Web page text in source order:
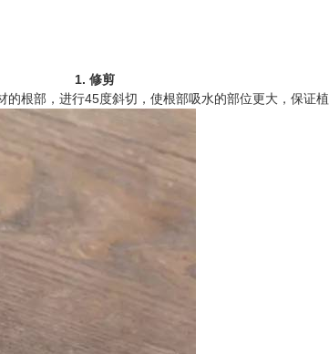
1. 修剪
根部，进行45度斜切，使根部吸水的部位更大，保证植